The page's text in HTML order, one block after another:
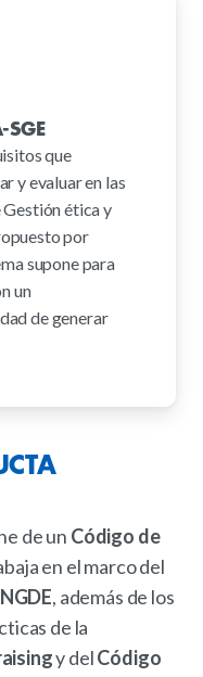
SGE
que
y evaluar en las
Gestión ética y
por
supone para
un
de generar
de un Código de
en el marco del
, además de los
de la
y delCódigo